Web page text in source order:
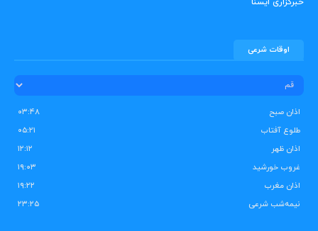
خبرگزاری ایسنا
اوقات شرعی
اذان صبح
۰۳:۴۸
طلوع آفتاب
۰۵:۲۱
اذان ظهر
۱۲:۱۲
غروب خورشید
۱۹:۰۳
اذان مغرب
۱۹:۲۲
نیمه‌شب شرعی
۲۳:۲۵